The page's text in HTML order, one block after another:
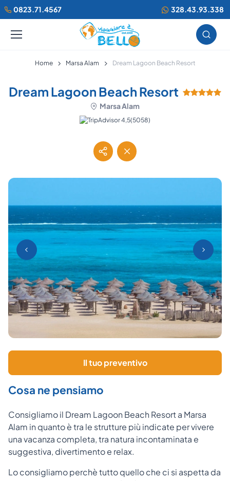
0823.71.4567 328.43.93.338
Home Marsa Alam Dream Lagoon Beach Resort
Dream Lagoon Beach Resort
Marsa Alam
(5058)
Il tuo preventivo
Cosa ne pensiamo
Consigliamo il Dream Lagoon Beach Resort a Marsa
Alam in quanto è tra le strutture più indicate per vivere
una vacanza completa, tra natura incontaminata e
suggestiva, divertimento e relax.
Lo consigliamo perchè tutto quello che ci si aspetta da